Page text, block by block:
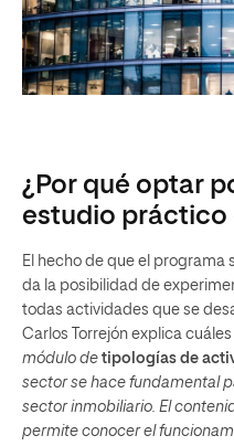
¿Por qué optar
estudio práctico
El hecho de que el
da la posibilidad de
todas actividades que se
Carlos Torrejón explica
módulo de tipologías de
sector se hace fundamental
sector inmobiliario. El
permite conocer el